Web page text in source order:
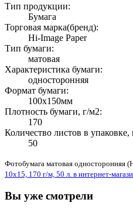
Тип продукции:
Бумага
Торговая марка(бренд):
Hi-Image Paper
Тип бумаги:
матовая
Характеристика бумаги:
односторонняя
Формат бумаги:
100x150мм
Плотность бумаги, г/м2:
170
Количество листов в упаковке,
50
Фотобумага матовая односторонняя
10x15, 170 г/м, 50 л. в интернет-
Вы уже смотрели